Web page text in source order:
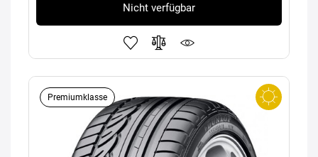
Nicht verfügbar
Premiumklasse